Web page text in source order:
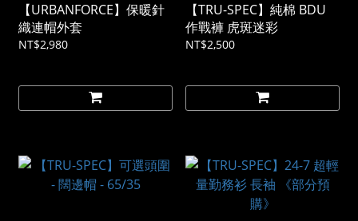
【URBANFORCE】保暖針
織連帽外套
NT$2,980
【TRU-SPEC】純棉 BDU
作戰褲 虎斑迷彩
NT$2,500